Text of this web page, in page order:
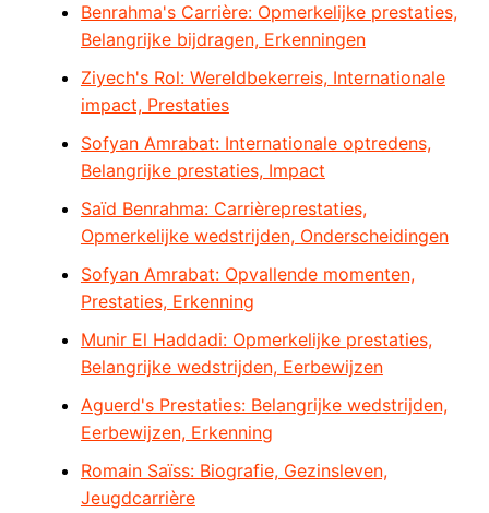
Benrahma's Carrière: Opmerkelijke prestaties,
Belangrijke bijdragen, Erkenningen
Ziyech's Rol: Wereldbekerreis, Internationale
impact, Prestaties
Sofyan Amrabat: Internationale optredens,
Belangrijke prestaties, Impact
Saïd Benrahma: Carrièreprestaties,
Opmerkelijke wedstrijden, Onderscheidingen
Sofyan Amrabat: Opvallende momenten,
Prestaties, Erkenning
Munir El Haddadi: Opmerkelijke prestaties,
Belangrijke wedstrijden, Eerbewijzen
Aguerd's Prestaties: Belangrijke wedstrijden,
Eerbewijzen, Erkenning
Romain Saïss: Biografie, Gezinsleven,
Jeugdcarrière